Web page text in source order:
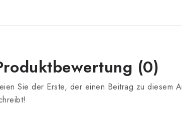
(0)
Sie der Erste, der einen Beitrag zu diesem